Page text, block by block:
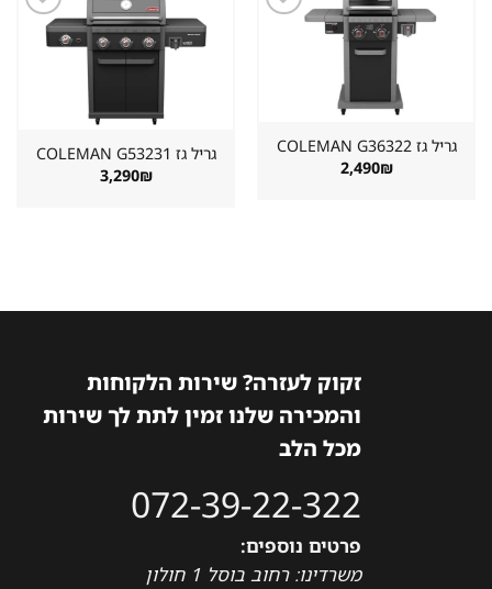
גריל גז ⁦COLEMAN G36322⁩
2,490₪
שמור
מוצר
גריל גז ⁦COLEMAN G53231⁩
3,290₪
זקוק לעזרה? שירות הלקוחות
והמכירה שלנו זמין לתת לך שירות
מכל הלב
072-39-22-322
פרטים נוספים:
משרדינו: רחוב בוסל 1 חולון